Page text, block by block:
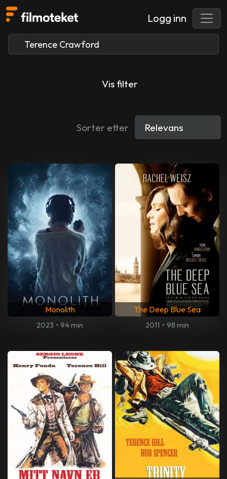
Logg inn
Vis filter
Sorter etter
Monolith
2023 • 94 min
The Deep Blue Sea
2011 • 98 min